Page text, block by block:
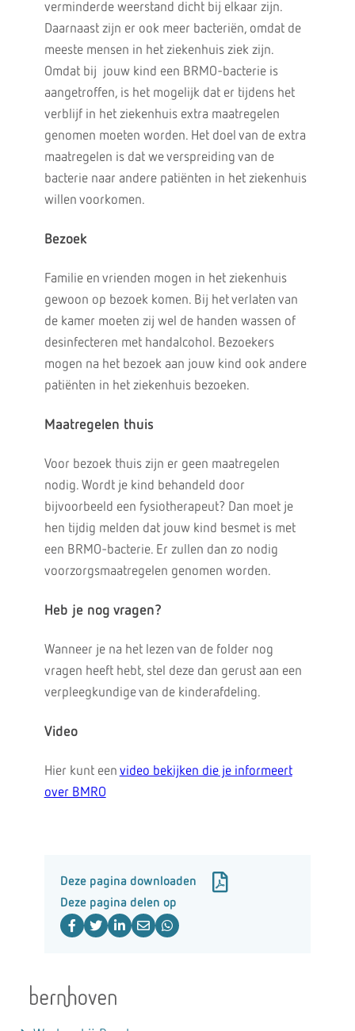
verminderde weerstand dicht bij elkaar zijn.
Daarnaast zijn er ook meer bacteriën, omdat de
meeste mensen in het ziekenhuis ziek zijn.
Omdat bij jouw kind een BRMO-bacterie is
aangetroffen, is het mogelijk dat er tijdens het
verblijf in het ziekenhuis extra maatregelen
genomen moeten worden. Het doel van de extra
maatregelen is dat we verspreiding van de
bacterie naar andere patiënten in het ziekenhuis
willen voorkomen.
Bezoek
Familie en vrienden mogen in het ziekenhuis
gewoon op bezoek komen. Bij het verlaten van
de kamer moeten zij wel de handen wassen of
desinfecteren met handalcohol. Bezoekers
mogen na het bezoek aan jouw kind ook andere
patiënten in het ziekenhuis bezoeken.
Maatregelen thuis
Voor bezoek thuis zijn er geen maatregelen
nodig. Wordt je kind behandeld door
bijvoorbeeld een fysiotherapeut? Dan moet je
hen tijdig melden dat jouw kind besmet is met
een BRMO-bacterie. Er zullen dan zo nodig
voorzorgsmaatregelen genomen worden.
Heb je nog vragen?
Wanneer je na het lezen van de folder nog
vragen heeft hebt, stel deze dan gerust aan een
verpleegkundige van de kinderafdeling.
Video
Hier kunt een video bekijken die je informeert
over BMRO
Deze pagina downloaden
Deze pagina delen op